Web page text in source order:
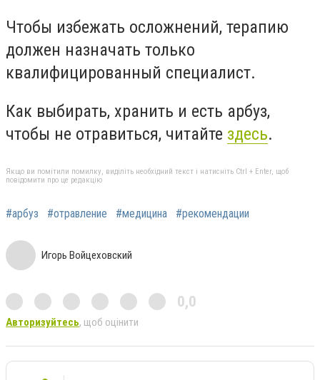
Чтобы избежать осложнений, терапию
должен назначать только
квалифицированный специалист.
Как выбирать, хранить и есть арбуз,
чтобы не отравиться, читайте здесь.
Якщо ви помітили помилку, виділіть необхідний текст і натисніть Ctrl + Enter, щоб
повідомити про це редакцію
#арбуз #отравление #медицина #рекомендации
Игорь Войцеховский
0,0
Авторизуйтесь, щоб оцінити